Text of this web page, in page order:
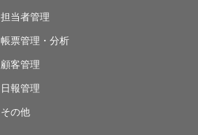
担当者管理
帳票管理・分析
顧客管理
日報管理
その他